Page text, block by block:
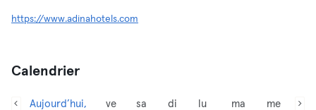
https://www.adinahotels.com
Calendrier
Aujourd’hui,
ve
sa
di
lu
ma
me